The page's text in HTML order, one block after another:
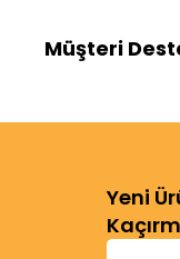
Müşteri
Yeni